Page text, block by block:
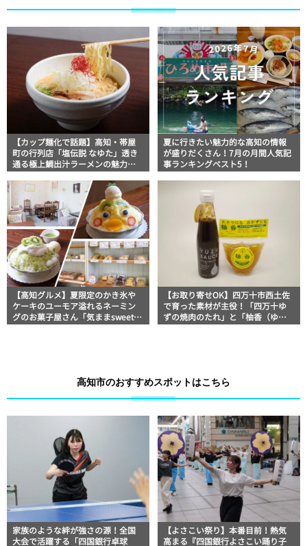
【カップ麺化で話題】高知・帯屋
町の行列店「塩伝説 なゆた」透き
通る極上鯛出汁ラーメンの魅力を
情報
夏に行きたい魅力的な高知の情報
が盛りだくさん！7月の月間人気記
事ランキングベスト5！
【高知グルメ】夏限定のかき氷や
ケーキのユーモア溢れるネーミン
グのお菓子屋さん「気ままsweets
【お取り寄せOK】四万十市西土佐
で育った素材が主役！「四万十ゆ
ずの焼肉のたれ」と「柚香（ゆこ
高知市のおすすめスポットはこちら
家族のような絆が強さの源！全国
大会で活躍する「四国銀行卓球
【よさこい祭り】本番目前！熱気
高まる『四国銀行よさこい踊り子